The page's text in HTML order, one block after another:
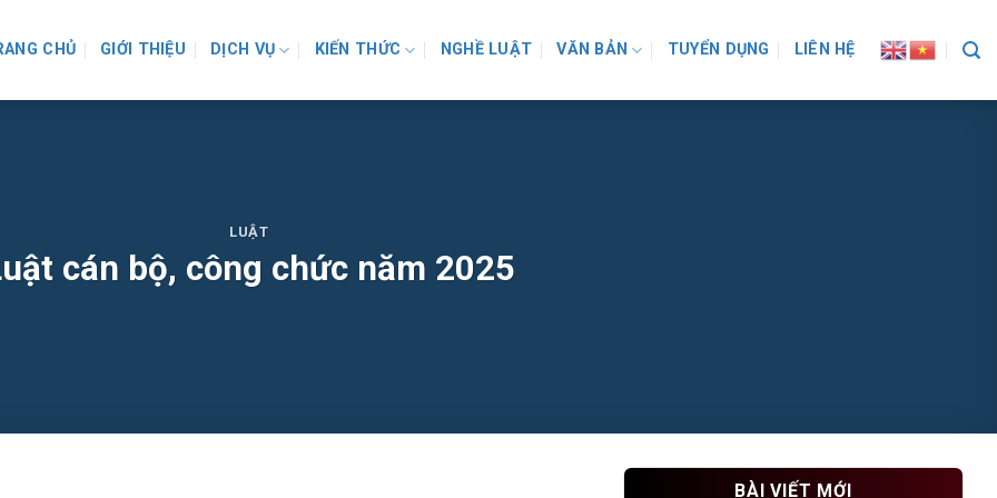
CHỦ GIỚI THIỆU DỊCH VỤ KIẾN THỨC NGHỀ LUẬT VĂN BẢN TUYỂN DỤNG LIÊN HỆ
LUẬT
cán bộ, công chức năm 2025
BÀI VIẾT MỚI